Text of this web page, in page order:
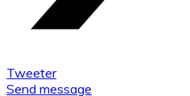
Tweeter
Send message